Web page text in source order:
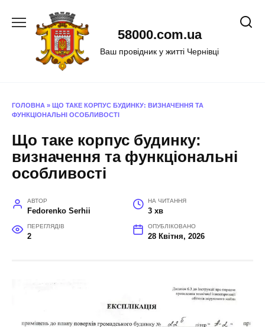
58000.com.ua
Ваш провідник у житті Чернівці
ГОЛОВНА » ЩО ТАКЕ КОРПУС БУДИНКУ: ВИЗНАЧЕННЯ ТА
ФУНКЦІОНАЛЬНІ ОСОБЛИВОСТІ
Що таке корпус будинку:
визначення та функціональні
особливості
АВТОР
Fedorenko Serhii
НА ЧИТАННЯ
3 хв
ПЕРЕГЛЯДІВ
2
ОПУБЛІКОВАНО
28 Квітня, 2026